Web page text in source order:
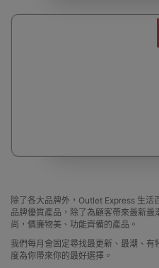
除了各大品牌外，Outlet Express 生
品牌優質產品，除了為顧客帶來最新
尚，價廉物美、功能齊備的產品。
我們每月會固定尋找最更新、最潮、
度為你帶來你的最好選擇。